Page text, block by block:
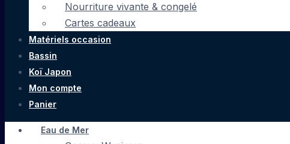
Nourriture vivante & congelé
Cartes cadeaux
Matériels occasion
Bassin
Koï Japon
Mon compte
Panier
Eau de Mer